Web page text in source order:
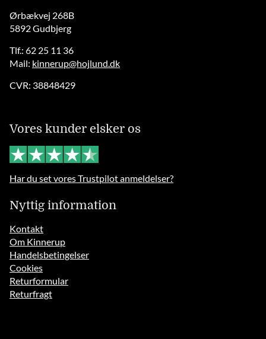
Ørbækvej 268B
5892 Gudbjerg
Tlf.: 62 25 11 36
Mail: kinnerup@hojlund.dk
CVR: 38848429
Vores kunder elsker os
Har du set vores Trustpilot anmeldelser?
Nyttig information
Kontakt
Om Kinnerup
Handelsbetingelser
Cookies
Returformular
Returfragt